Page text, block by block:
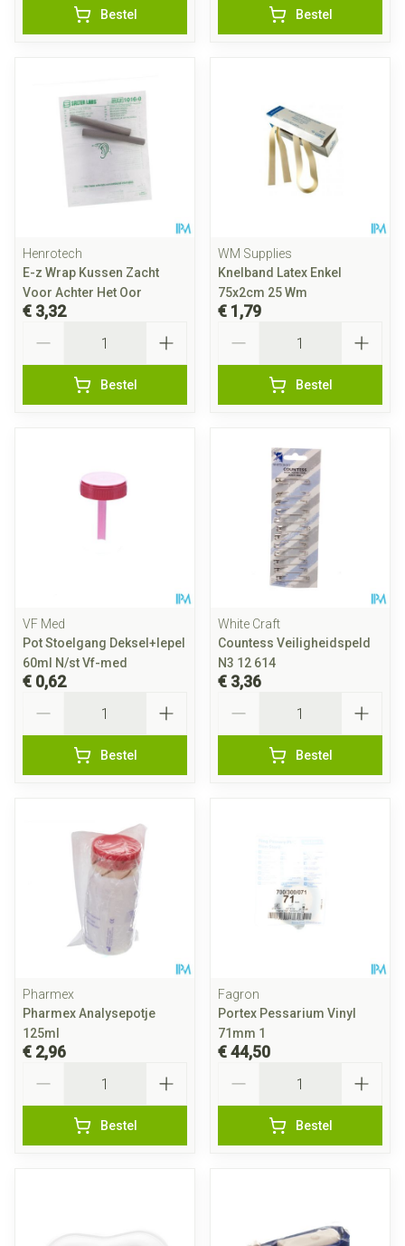
Bestel Bestel
Henrotech
E-z Wrap Kussen Zacht
Voor Achter Het Oor
€ 3,32
Bestel
WM Supplies
Knelband Latex Enkel
75x2cm 25 Wm
€ 1,79
Bestel
VF Med
Pot Stoelgang Deksel+lepel
60ml N/st Vf-med
€ 0,62
Bestel
White Craft
Countess Veiligheidspeld
N3 12 614
€ 3,36
Bestel
Pharmex
Pharmex Analysepotje
125ml
€ 2,96
Bestel
Fagron
Portex Pessarium Vinyl
71mm 1
€ 44,50
Bestel